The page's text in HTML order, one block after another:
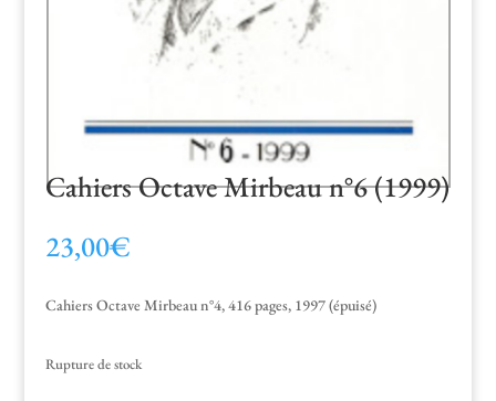
Cahiers Octave Mirbeau n°6 (1999)
23,00€
Cahiers Octave Mir­beau n°4, 416 pages, 1997 (épuisé)
Rup­ture de stock